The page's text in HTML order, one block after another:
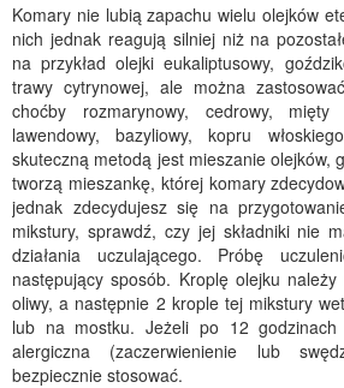
Komary nie lubią zapachu wielu olejków
nich jednak reagują silniej niż na
na przykład olejki eukaliptusowy,
trawy cytrynowej, ale można
choćby rozmarynowy, cedrowy, mięty
lawendowy, bazyliowy, kopru
skuteczną metodą jest mieszanie olejków,
tworzą mieszankę, której komary
jednak zdecydujesz się na
mikstury, sprawdź, czy jej składniki nie
działania uczulającego. Próbę
następujący sposób. Kroplę olejku
oliwy, a następnie 2 krople tej mikstury
lub na mostku. Jeżeli po 12
alergiczna (zaczerwienienie lub
bezpiecznie stosować.